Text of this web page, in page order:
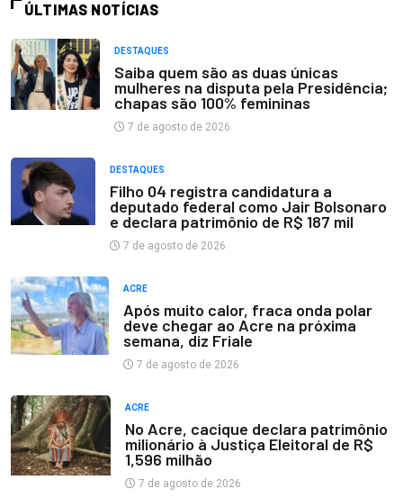
ÚLTIMAS NOTÍCIAS
DESTAQUES
Saiba quem são as duas únicas
mulheres na disputa pela Presidência;
chapas são 100% femininas
7 de agosto de 2026
DESTAQUES
Filho 04 registra candidatura a
deputado federal como Jair Bolsonaro
e declara patrimônio de R$ 187 mil
7 de agosto de 2026
ACRE
Após muito calor, fraca onda polar
deve chegar ao Acre na próxima
semana, diz Friale
7 de agosto de 2026
ACRE
No Acre, cacique declara patrimônio
milionário à Justiça Eleitoral de R$
1,596 milhão
7 de agosto de 2026